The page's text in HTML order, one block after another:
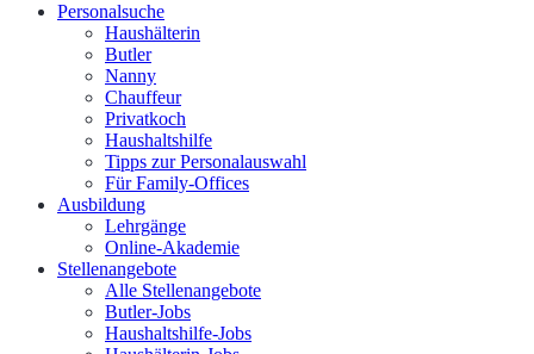
Personalsuche
Haushälterin
Butler
Nanny
Chauffeur
Privatkoch
Haushaltshilfe
Tipps zur Personalauswahl
Für Family-Offices
Ausbildung
Lehrgänge
Online-Akademie
Stellenangebote
Alle Stellenangebote
Butler-Jobs
Haushaltshilfe-Jobs